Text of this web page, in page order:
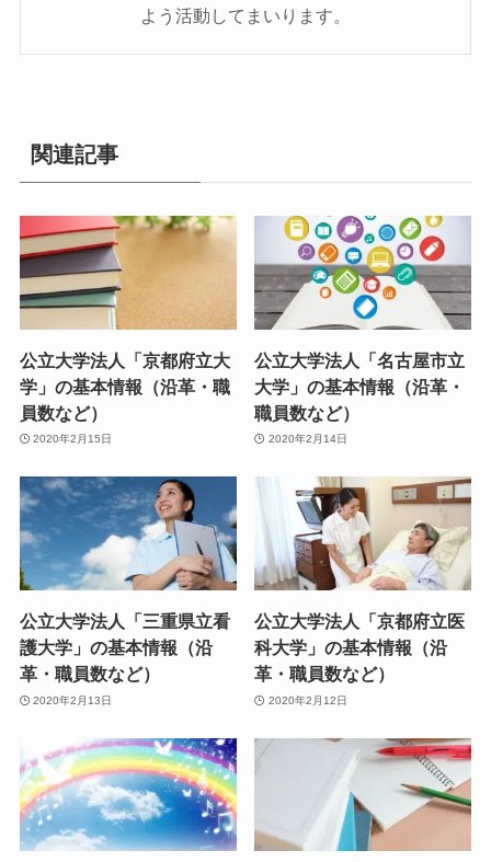
よう活動してまいります。
関連記事
公立大学法人「京都府立大
学」の基本情報（沿革・職
員数など）
2020年2月15日
公立大学法人「名古屋市立
大学」の基本情報（沿革・
職員数など）
2020年2月14日
公立大学法人「三重県立看
護大学」の基本情報（沿
革・職員数など）
2020年2月13日
公立大学法人「京都府立医
科大学」の基本情報（沿
革・職員数など）
2020年2月12日